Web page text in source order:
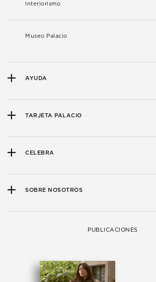
Interiorismo
Museo Palacio
AYUDA
TARJETA PALACIO
CELEBRA
SOBRE NOSOTROS
PUBLICACIONES